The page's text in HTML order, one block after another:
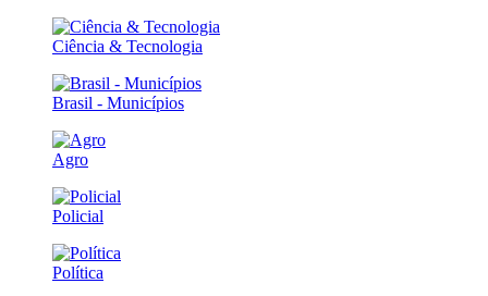
Ciência & Tecnologia
Brasil - Municípios
Agro
Policial
Política